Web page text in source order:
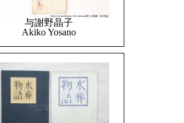
与謝野晶子
Akiko Yosano